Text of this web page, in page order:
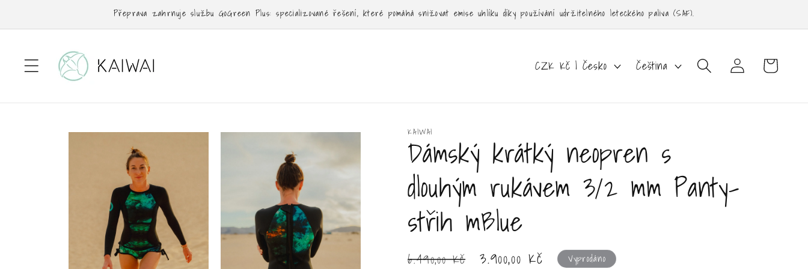
Přeprava zahrnuje službu GoGreen Plus: specializované řešení, které pomáhá snižovat emise uhlíku díky používání udržitelného leteckého paliva (SAF).
Z
/
o
b
l
CZK Kč | Česko
k
Čeština
Přihlásit
Košík
informace
produktu
KAIWAI
Dámský krátký neopren s
dlouhým rukávem 3/2 mm Panty-
střih mBlue
Běžná
6.490,00 Kč
Výprodejová
3.900,00 Kč
Vyprodáno